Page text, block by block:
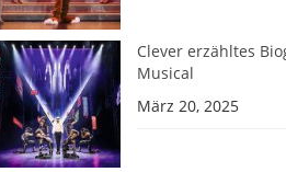
Clever erzähltes
Musical
März 20, 2025